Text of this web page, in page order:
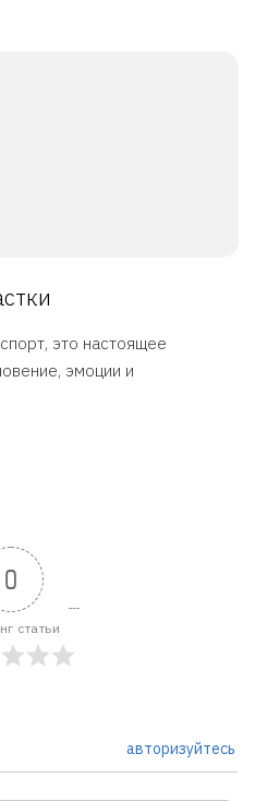
это настоящее
эмоции и
0
статьи
авторизуйтесь